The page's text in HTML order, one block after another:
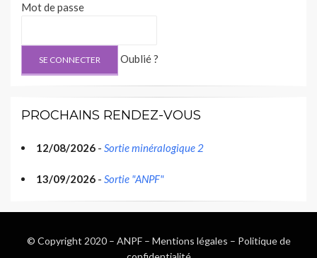
Mot de passe
Oublié ?
PROCHAINS RENDEZ-VOUS
12/08/2026 - Sortie minéralogique 2
13/09/2026 - Sortie "ANPF"
© Copyright 2020 – ANPF– Mentions légales – Politique de